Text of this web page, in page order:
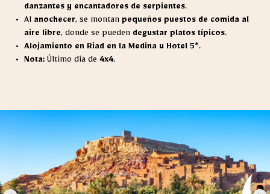
danzantes y encantadores de serpientes.
Al anochecer, se montan pequeños puestos de comida al
aire libre, donde se pueden degustar platos típicos.
Alojamiento en Riad en la Medina u Hotel 5*.
Nota: Último día de 4x4.